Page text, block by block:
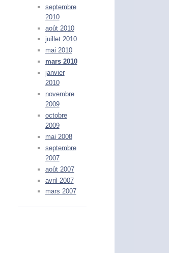
septembre
2010
août 2010
juillet 2010
mai 2010
mars 2010
janvier
2010
novembre
2009
octobre
2009
mai 2008
septembre
2007
août 2007
avril 2007
mars 2007